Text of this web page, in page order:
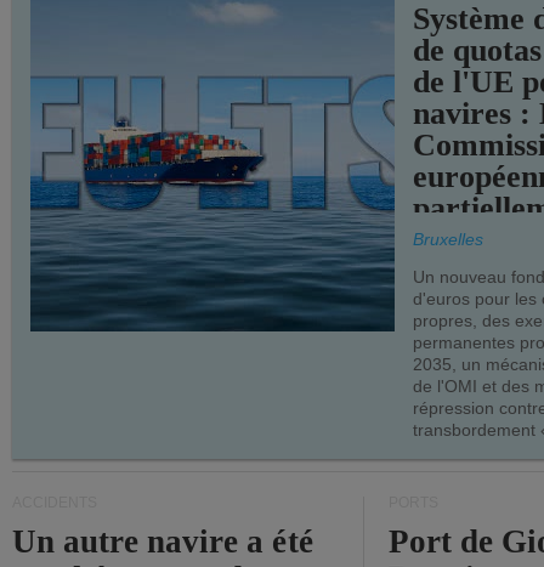
Système
de
de l'UE
navires :
Bruxelles
Un nouveau
d'euros pour les
propres, des
permanentes
2035, un
de l'OMI et des
répression
transbordement
Un autre navire a été
Port de